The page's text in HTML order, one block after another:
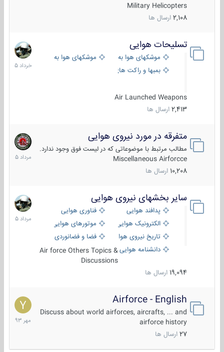
Military Helicopters
2,108 ارسال ها
تسلیحات هوایی
موشکهای هوا به هوا
موشکهای هوا به سطح
بمبها و راکت های هوایی
Air Launched Weapons
2,413 ارسال ها
30
خرداد
1405
متفرقه در مورد نیروی هوایی
مطالب مرتبط با موضوعاتی که در لیست فوق وجود ندارد.
Miscellaneous Airforcce
10,208 ارسال ها
7
مرداد
1405
سایر بخشهای نیروی هوایی
پدافند هوایی
فناوری هوایی
الکترونیک هوایی
موتورهای هوایی
تاریخ نیروی هوایی
فضا و فضانوردی
دانشنامه هواییAir force Others Topics &
Discussions
19,094 ارسال ها
2
مرداد
1405
Airforce - English
Discuss about world airforces, aircrafts, ... and
airforce history
27 ارسال ها
15
مهر
1393